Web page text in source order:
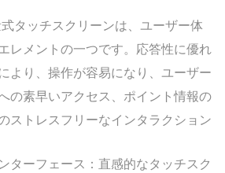
タッチスクリーンは、ユーザー体
レメントの一つです。応答性に優れ
より、操作が容易になり、ユーザー
の素早いアクセス、ポイント情報の
ストレスフリーなインタラクション
ターフェース：直感的なタッチスク